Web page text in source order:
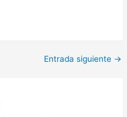
Entrada siguiente →